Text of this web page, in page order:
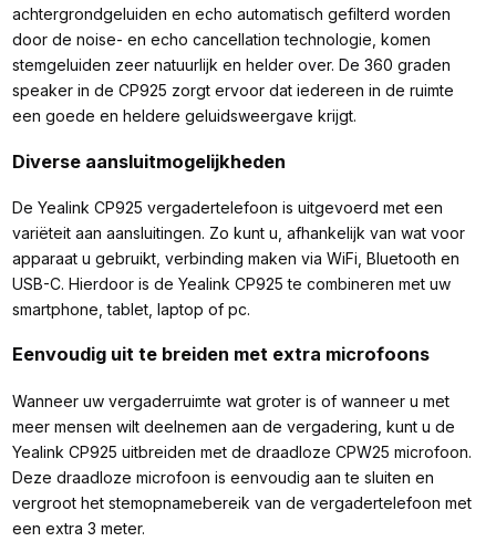
achtergrondgeluiden en echo automatisch gefilterd worden
door de noise- en echo cancellation technologie, komen
stemgeluiden zeer natuurlijk en helder over. De 360 graden
speaker in de CP925 zorgt ervoor dat iedereen in de ruimte
een goede en heldere geluidsweergave krijgt.
Diverse aansluitmogelijkheden
De Yealink CP925 vergadertelefoon is uitgevoerd met een
variëteit aan aansluitingen. Zo kunt u, afhankelijk van wat voor
apparaat u gebruikt, verbinding maken via WiFi, Bluetooth en
USB-C. Hierdoor is de Yealink CP925 te combineren met uw
smartphone, tablet, laptop of pc.
Eenvoudig uit te breiden met extra microfoons
Wanneer uw vergaderruimte wat groter is of wanneer u met
meer mensen wilt deelnemen aan de vergadering, kunt u de
Yealink CP925 uitbreiden met de draadloze CPW25 microfoon.
Deze draadloze microfoon is eenvoudig aan te sluiten en
vergroot het stemopnamebereik van de vergadertelefoon met
een extra 3 meter.